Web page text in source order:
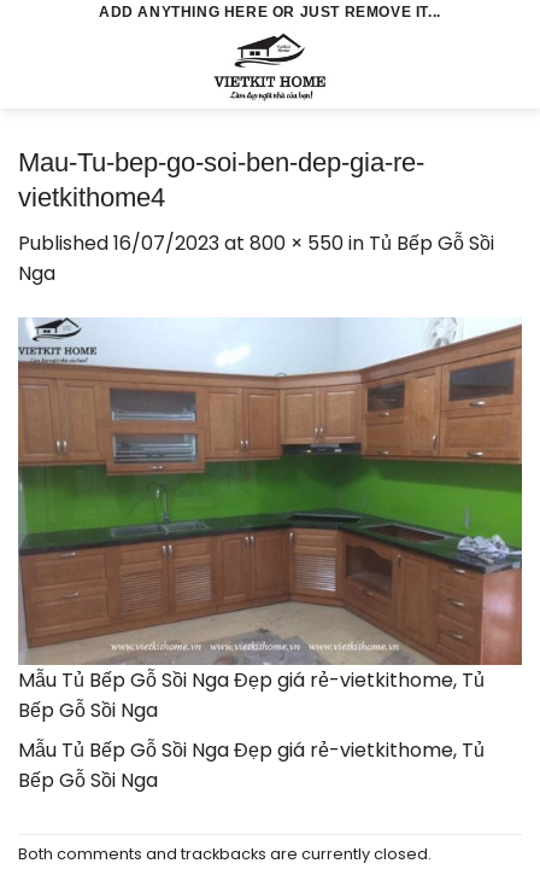
ADD ANYTHING HERE OR JUST REMOVE IT...
Mau-Tu-bep-go-soi-ben-dep-gia-re-
vietkithome4
Published16/07/2023at 800 × 550in Tủ Bếp Gỗ Sồi
Nga
Mẫu Tủ Bếp Gỗ Sồi Nga Đẹp giá rẻ-vietkithome, Tủ
Bếp Gỗ Sồi Nga
Mẫu Tủ Bếp Gỗ Sồi Nga Đẹp giá rẻ-vietkithome, Tủ
Bếp Gỗ Sồi Nga
Both comments and trackbacks are currently closed.